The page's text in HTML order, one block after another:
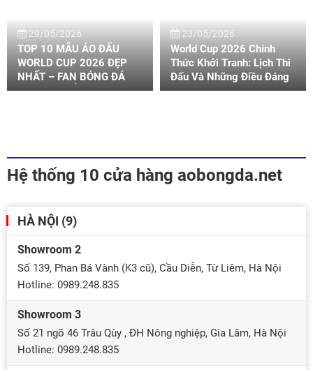
29/05/2026
TOP 10 MẪU ÁO ĐẤU
WORLD CUP 2026 ĐẸP
NHẤT – FAN BÓNG ĐÁ
KHÔNG THỂ BỎ QUA
23/05/2026
World Cup 2026 Chính
Thức Khởi Tranh: Lịch Thi
Đấu Và Những Điều Đáng
Chờ Đợi
Hệ thống 10 cửa hàng aobongda.net
HÀ NỘI (9)
Showroom 2
Số 139, Phan Bá Vành (K3 cũ), Cầu Diễn, Từ Liêm, Hà Nội
Hotline: 0989.248.835
Showroom 3
Số 21 ngõ 46 Trâu Qùy , ĐH Nông nghiệp, Gia Lâm, Hà Nội
Hotline: 0989.248.835